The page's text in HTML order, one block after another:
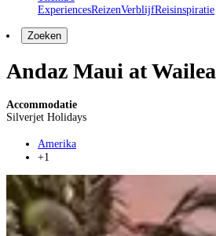
ExperiencesReizenVerblijfReisinspiratie
Zoeken
Andaz Maui at
Accommodatie
Silverjet Holidays
Amerika
+1